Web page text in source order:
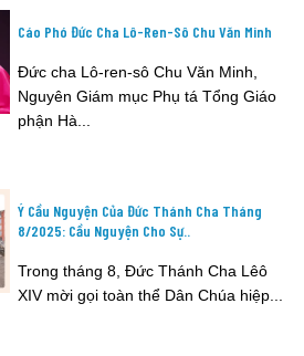
Cáo Phó Đức Cha Lô-Ren-Sô Chu Văn Minh
Đức cha Lô-ren-sô Chu Văn Minh,
Nguyên Giám mục Phụ tá Tổng Giáo
phận Hà...
Ý Cầu Nguyện Của Đức Thánh Cha Tháng
8/2025: Cầu Nguyện Cho Sự..
Trong tháng 8, Đức Thánh Cha Lêô
XIV mời gọi toàn thể Dân Chúa hiệp...